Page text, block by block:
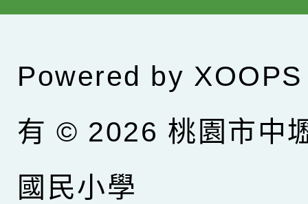
Powered by XOOPS
有 © 2026 桃園市中
國民小學